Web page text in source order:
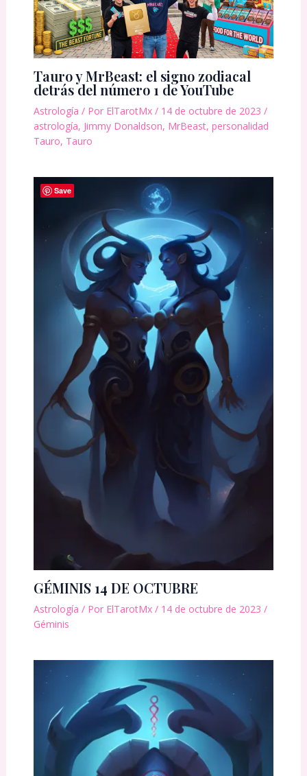
Tauro y MrBeast: el signo zodiacal
detrás del número 1 de YouTube
Astrología / Por ElTarotMx / 14 de octubre de 2023 /
astrología, Jimmy Donaldson, MrBeast, personalidad
Tauro, Tauro
GÉMINIS 14 DE OCTUBRE
Astrología / Por ElTarotMx / 14 de octubre de 2023 /
Géminis
Save